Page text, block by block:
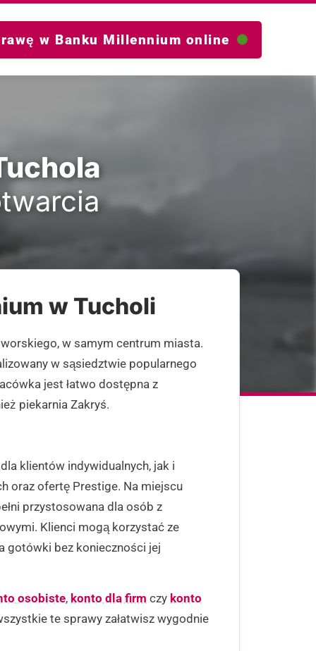
w Banku Millennium online
w Tucholi
w samym centrum miasta.
w sąsiedztwie popularnego
jest łatwo dostępna z
piekarnia Zakryś.
klientów indywidualnych, jak i
oraz ofertę Prestige. Na miejscu
przystosowana dla osób z
Klienci mogą korzystać ze
gotówki bez konieczności jej
osobiste, konto dla firm czy konto
te sprawy załatwisz wygodnie